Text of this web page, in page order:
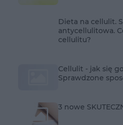
Dieta na cellulit.
antycellulitowa.
cellulitu?
Cellulit - jak się
Sprawdzone
3 nowe